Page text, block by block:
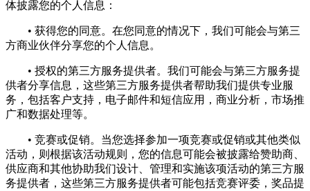
体披露您的个人信息：
• 获得您的同意。在您同意的情况下，我们可能会与第三
方商业伙伴分享您的个人信息。
• 授权的第三方服务提供者。我们可能会与第三方服务提
供者分享信息，这些第三方服务提供者帮助我们提供专业服
务，包括客户支持，电子邮件和短信应用，商业分析，市场推
广和数据处理等。
• 竞赛或促销。当您选择参加一项竞赛或促销或其他类似
活动，则根据该活动规则，您的信息可能会被披露给赞助商、
供应商和其他协助我们设计、管理和实施该项活动的第三方服
务提供者，这些第三方服务提供者可能包括竞赛评委，奖品提